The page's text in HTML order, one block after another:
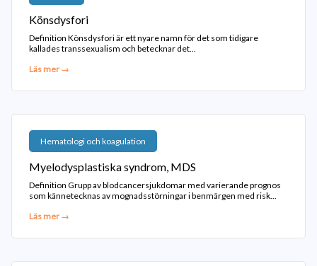
Könsdysfori
Definition Könsdysfori är ett nyare namn för det som tidigare
kallades transsexualism och betecknar det...
Läs mer →
Hematologi och koagulation
Myelodysplastiska syndrom, MDS
Definition Grupp av blodcancersjukdomar med varierande prognos
som kännetecknas av mognadsstörningar i benmärgen med risk...
Läs mer →